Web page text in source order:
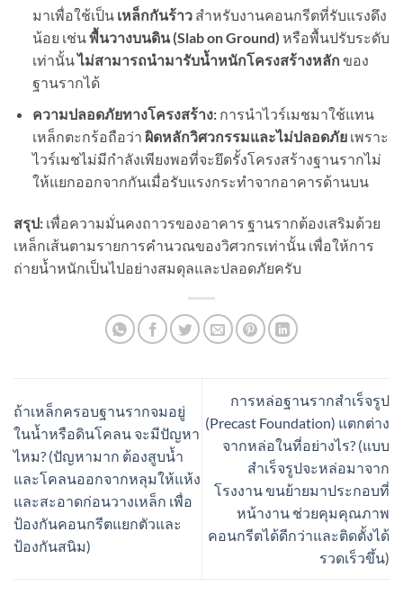
มาเพื่อใช้เป็น เหล็กกันร้าวสำหรับงานคอนกรีตที่รับแรงดึง
น้อย เช่นพื้นวางบนดิน (Slab on Ground) หรือพื้นปรับระดับ
เท่านั้นไม่สามารถนำมารับน้ำหนักโครงสร้างหลัก ของ
ฐานรากได้
ความปลอดภัยทางโครงสร้าง:การนำไวร์เมชมาใช้แทน
เหล็กตะกร้อถือว่า ผิดหลักวิศวกรรมและไม่ปลอดภัยเพราะ
ไวร์เมชไม่มีกำลังเพียงพอที่จะยึดรั้งโครงสร้างฐานรากไม่
ให้แยกออกจากกันเมื่อรับแรงกระทำจากอาคารด้านบน
สรุป: เพื่อความมั่นคงถาวรของอาคาร ฐานรากต้องเสริมด้วย
เหล็กเส้นตามรายการคำนวณของวิศวกรเท่านั้น เพื่อให้การ
ถ่ายน้ำหนักเป็นไปอย่างสมดุลและปลอดภัยครับ
ถ้าเหล็กครอบฐานรากจมอยู่
ในน้ำหรือดินโคลน จะมีปัญหา
ไหม? (ปัญหามาก ต้องสูบน้ำ
และโคลนออกจากหลุมให้แห้ง
และสะอาดก่อนวางเหล็ก เพื่อ
ป้องกันคอนกรีตแยกตัวและ
ป้องกันสนิม)
การหล่อฐานรากสำเร็จรูป
(Precast Foundation) แตกต่าง
จากหล่อในที่อย่างไร? (แบบ
สำเร็จรูปจะหล่อมาจาก
โรงงาน ขนย้ายมาประกอบที่
หน้างาน ช่วยคุมคุณภาพ
คอนกรีตได้ดีกว่าและติดตั้งได้
รวดเร็วขึ้น)